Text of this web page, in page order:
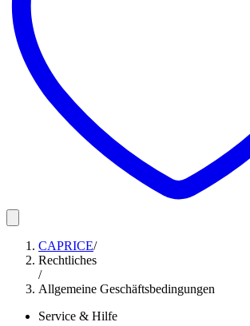
CAPRICE/
Rechtliches
/
Allgemeine Geschäftsbedingungen
Service & Hilfe